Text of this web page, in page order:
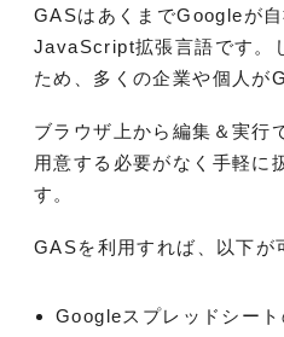
GASはあくまでGoogleが
JavaScript拡張言語です。
ため、多くの企業や個人が
ブラウザ上から編集＆実行
用意する必要がなく手軽に
す。
GASを利用すれば、以下が
Googleスプレッドシー